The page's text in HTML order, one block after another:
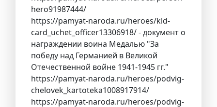
hero91987444/
https://pamyat-naroda.ru/heroes/kld-
card_uchet_officer13306918/ - документ о
награждении воина Медалью "За
победу над Германией в Великой
Отечественной войне 1941-1945 гг."
https://pamyat-naroda.ru/heroes/podvig-
chelovek_kartoteka1008917914/
https://pamyat-naroda.ru/heroes/podvig-